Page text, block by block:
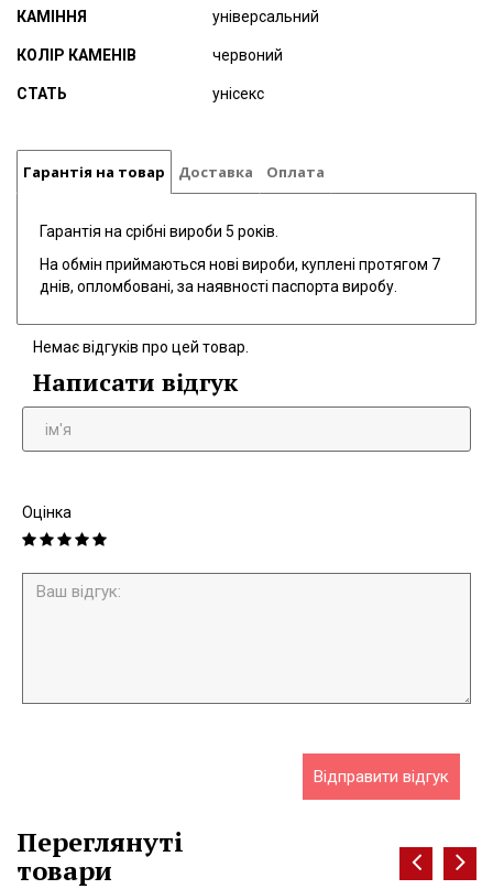
КАМІННЯ універсальний
КОЛІР КАМЕНІВ червоний
СТАТЬ унісекс
Гарантія на товар Доставка Оплата
Гарантія на срібні вироби 5 років.
На обмін приймаються нові вироби, куплені протягом 7
днів, опломбовані, за наявності паспорта виробу.
Немає відгуків про цей товар.
Написати відгук
Оцінка
Відправити відгук
Переглянуті
товари